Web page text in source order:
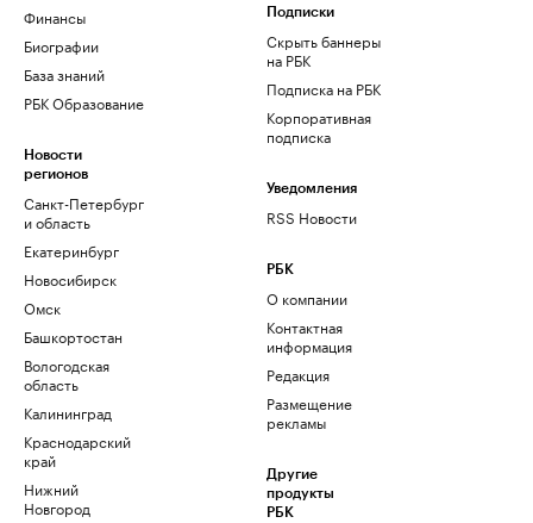
Финансы
Биографии
База знаний
РБК Образование
Новости
регионов
Санкт-Петербург
и область
Екатеринбург
Новосибирск
Омск
Башкортостан
Вологодская
область
Калининград
Краснодарский
край
Нижний
Новгород
Подписки
Скрыть баннеры
на РБК
Подписка на РБК
Корпоративная
подписка
Уведомления
RSS Новости
РБК
О компании
Контактная
информация
Редакция
Размещение
рекламы
Другие
продукты
РБК